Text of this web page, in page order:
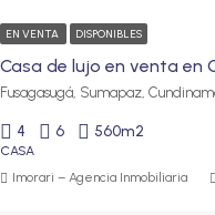
EN VENTA DISPONIBLES
4 6 560m2
CASA
Imorari – Agencia Inmobiliaria